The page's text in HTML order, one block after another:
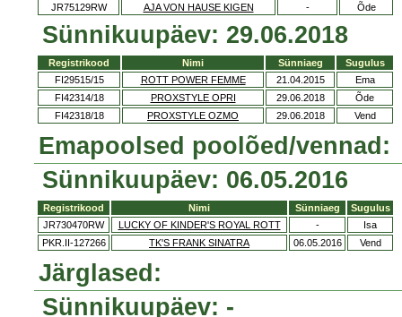
JR75129RW
AJA VON HAUSE KIGEN - Õde
Sünnikuupäev: 29.06.2018
Registrikood Nimi Sünniaeg
Sugulus
FI29515/15
ROTT POWER FEMME 21.04.2015
Ema
FI42314/18
PROXSTYLE OPRI 29.06.2018
Õde
FI42318/18
PROXSTYLE OZMO 29.06.2018 Vend
Emapoolsed poolõed/vennad:
Sünnikuupäev: 06.05.2016
Registrikood Nimi Sünniaeg
Sugulus
JR730470RW
LUCKY OF KINDER'S ROYAL ROTT -
Isa
PKR.II-127266
TK'S FRANK SINATRA 06.05.2016 Vend
Järglased:
Sünnikuupäev: -